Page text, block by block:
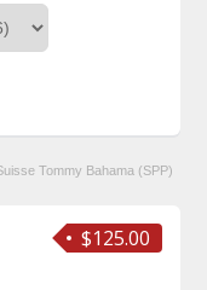
Tommy Bahama (SPP)
$125.00